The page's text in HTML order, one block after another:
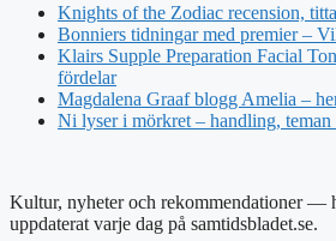
Knights of the Zodiac recension,
Bonniers tidningar med premier –
Klairs Supple Preparation Facial
fördelar
Magdalena Graaf blogg Amelia –
Ni lyser i mörkret – handling, teman
Kultur, nyheter och rekommendationer —
uppdaterat varje dag på samtidsbladet.se.